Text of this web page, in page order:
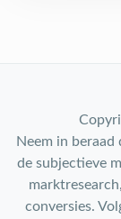
Neem in beraad
de subjectieve
conversies.